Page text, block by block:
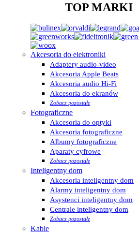
TOP MARKI
Akcesoria do elektroniki
Adaptery audio-video
Akcesoria Apple Beats
Akcesoria audio Hi-Fi
Akcesoria do ekranów
Zobacz pozostałe
Fotograficzne
Akcesoria do optyki
Akcesoria fotograficzne
Albumy fotograficzne
Aparaty cyfrowe
Zobacz pozostałe
Inteligentny dom
Akcesoria inteligentny dom
Alarmy inteligentny dom
Asystenci inteligentny dom
Centrale inteligentny dom
Zobacz pozostałe
Kable